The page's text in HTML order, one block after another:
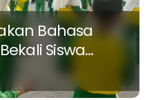
Bahasa
Siswa
Masa Depan